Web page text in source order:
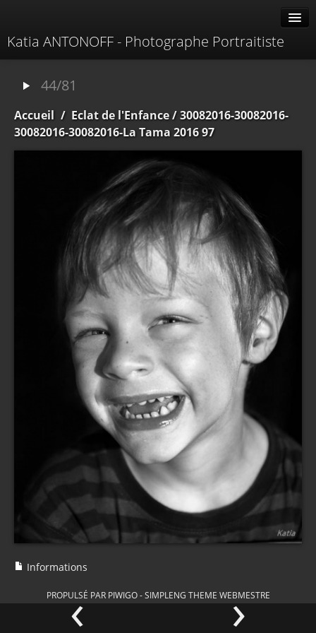
Katia ANTONOFF - Photographe Portraitiste
À propos
Contacter
44/81
Accueil / Eclat de l'Enfance/ 30082016-30082016-
30082016-30082016-La Tama 2016 97
‹ ›
Informations
PROPULSÉ PAR PIWIGO-SIMPLENG THEME WEBMESTRE